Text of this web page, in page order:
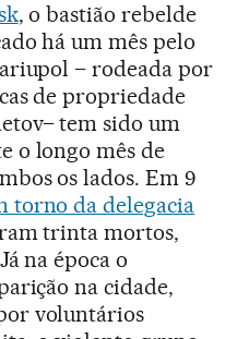
, o bastião rebelde
há um mês pelo
– rodeada por
de propriedade
tem sido um
o longo mês de
os lados. Em 9
torno da delegacia
trinta mortos,
na época o
na cidade,
voluntários